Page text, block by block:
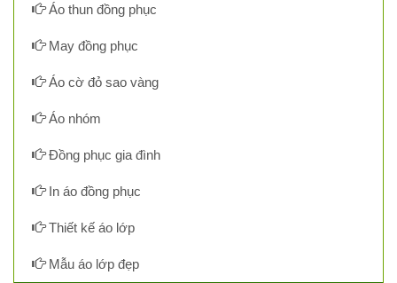
Áo thun đồng phục
May đồng phục
Áo cờ đỏ sao vàng
Áo nhóm
Đồng phục gia đình
In áo đồng phục
Thiết kế áo lớp
Mẫu áo lớp đẹp